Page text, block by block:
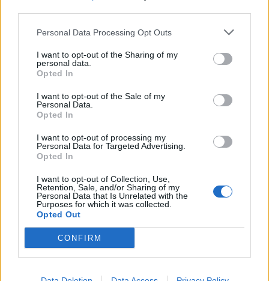
Personal Data Processing Opt Outs
I want to opt-out of the Sharing of my
personal data.
Opted In
I want to opt-out of the Sale of my
Personal Data.
Opted In
I want to opt-out of processing my
Personal Data for Targeted Advertising.
Opted In
I want to opt-out of Collection, Use,
Retention, Sale, and/or Sharing of my
Personal Data that Is Unrelated with the
Purposes for which it was collected.
Opted Out
CONFIRM